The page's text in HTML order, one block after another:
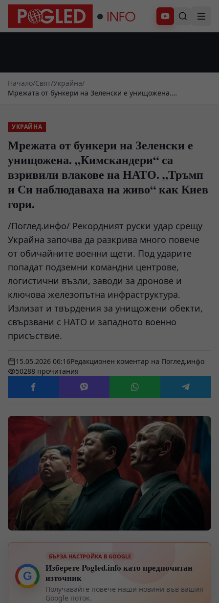
Абонирай се
Начало/Свят/Украйна/
Мрежата от бункери на Зеленски е унищожена.
УКРАЙНА
Мрежата от бункери на Зеленски е
унищожена. „Кимскандери“ са
взривили влакове на НАТО. „Тръмп
и Си наблюдаваха на живо“ как Киев
гори.
/Поглед.инфо/ Рекордният руски удар срещу
Украйна започва да разкрива много повече
от обичайните военни щети. Под ударите
попадат подземни командни центрове,
логистични възли, заводи за дронове и
ключова железопътна инфраструктура.
Излизат и твърдения за унищожени обекти,
свързвани с НАТО и западното военно
присъствие.
15.05.2026 06:16Редакционен коментар на Поглед.инфо
50288 прочитания
G
БЪРЗА НАСТРОЙКА В GOOGLE
Изберете Pogled.info като предпочитан
източник
Получавайте повече наши новини във вашия
Google поток.